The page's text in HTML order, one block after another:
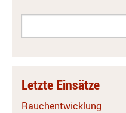
Letzte Einsätze
Rauchentwicklung